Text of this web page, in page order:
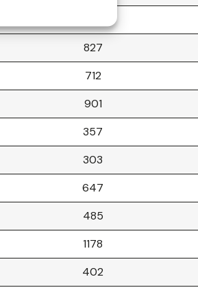
827
712
901
357
303
647
485
1178
402